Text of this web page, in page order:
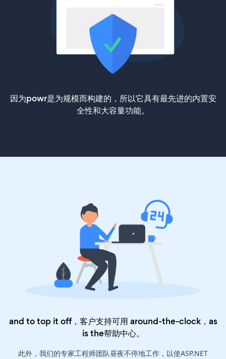
因为powr是为规模而构建的，所以它具有最先进的内置安
全性和大容量功能。
and to top it off，客户支持可用 around-the-clock，as
is the帮助中心。
此外，我们的专家工程师团队昼夜不停地工作，以使ASP.NET